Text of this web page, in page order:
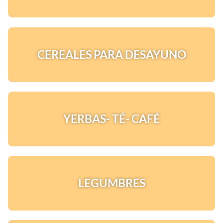
emprendimiento!
CEREALES PARA DESAYUNO
YERBAS- TÉ- CAFÉ
LEGUMBRES